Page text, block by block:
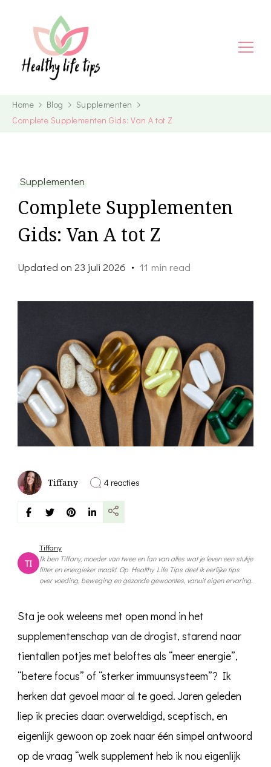
Home Blog
Supplementen
Complete Supplementen Gids: Van A tot Z
Supplementen
Complete Supplementen
Gids: Van A tot Z
Updated on23 juli 2026 11 min read
Tiffany 4 reactiesop
Z
TI
Tiffany
Ik ben Tiffany, moeder van twee en fan van alles wat je leven een stukje
fitter en energieker maakt. Op Healthy Life Tips deel ik eerlijke tips
over voeding, beweging en gezonde gewoontes, vanuit eigen ervaring.
Sta je ook weleens met open mond in het
supplementenschap van de drogist, starend naar
tientallen potjes met beloftes als “meer energie”,
“betere focus” of “sterker immuunsysteem”? Ik
herken dat gevoel maar al te goed. Jaren geleden
liep ik precies daar: overweldigd, sceptisch, en
eigenlijk gewoon op zoek naar één simpel antwoord
op de vraag “welk supplement heb ik nou eigenlijk